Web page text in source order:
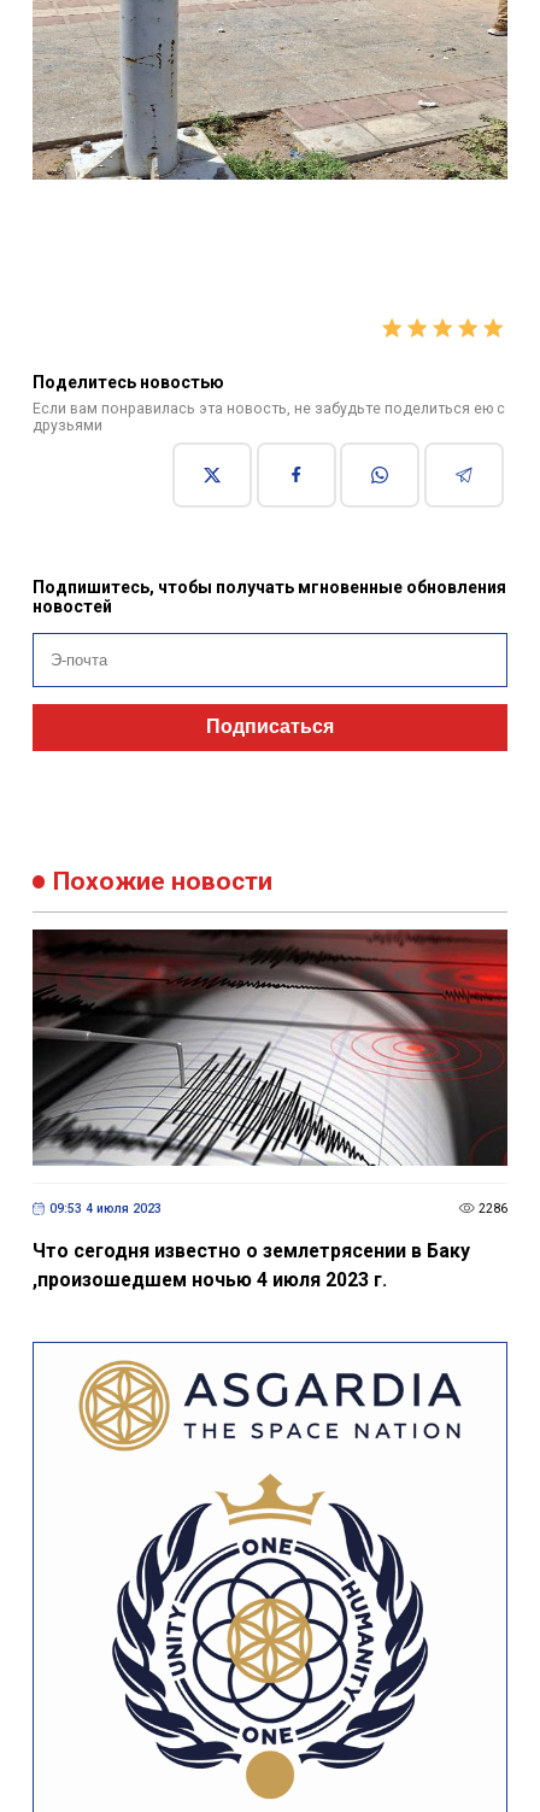
Поделитесь новостью
Если вам понравилась эта новость, не забудьте поделиться ею с
друзьями
Подпишитесь, чтобы получать мгновенные обновления
новостей
Подписаться
Похожие новости
09:53 4 июля 2023 2286
Что сегодня известно о землетрясении в Баку
,произошедшем ночью 4 июля 2023 г.